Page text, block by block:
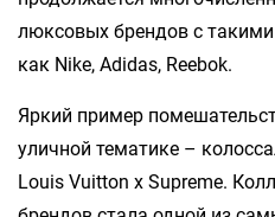
люксовых брендов с
как Nike, Adidas, Reebok.
Яркий пример
уличной тематике –
Louis Vuitton x Supreme.